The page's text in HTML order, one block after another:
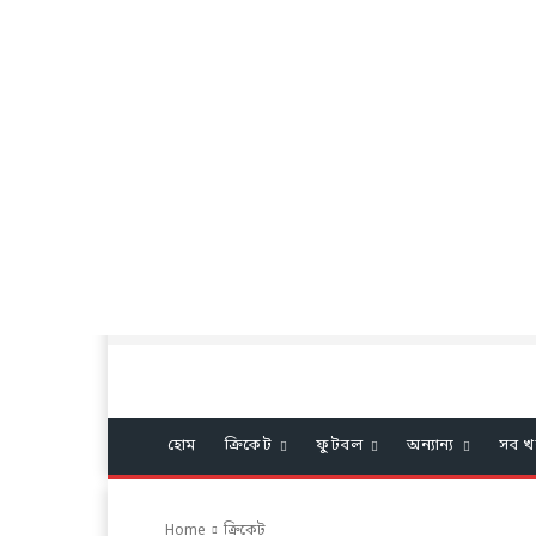
হোম ক্রিকেট ফুটবল অন্যান্য সব
Home ক্রিকেট